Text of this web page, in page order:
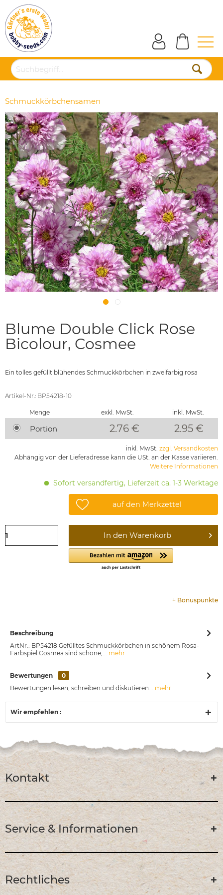
Schmuckkörbchensamen
Blume Double Click Rose
Bicolour, Cosmee
Ein tolles gefüllt blühendes Schmuckkörbchen in zweifarbig rosa
Artikel-Nr.: BP54218-10
Menge exkl. MwSt. inkl. MwSt.
Portion 2.76 € 2.95 €
inkl. MwSt. zzgl. Versandkosten
Abhängig von der Lieferadresse kann die USt. an der Kasse variieren.
Weitere Informationen
Sofort versandfertig, Lieferzeit ca. 1-3 Werktage
auf den Merkzettel
In den Warenkorb
+ Bonuspunkte
Beschreibung
ArtNr.: BP54218 Gefülltes Schmuckkörbchen in schönem Rosa-
Farbspiel Cosmea sind schöne,... mehr
Bewertungen
0
Bewertungen lesen, schreiben und diskutieren... mehr
Wir empfehlen :
Kontakt
Service & Informationen
Rechtliches